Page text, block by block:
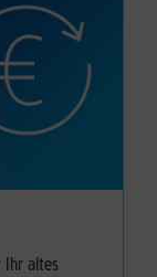
Ihr altes